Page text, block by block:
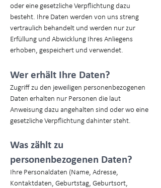
oder eine gesetzliche Verpflichtung dazu
besteht. Ihre Daten werden von uns streng
vertraulich behandelt und werden nur zur
Erfüllung und Abwicklung Ihres Anliegens
erhoben, gespeichert und verwendet.
Wer erhält Ihre Daten?
Zugriff zu den jeweiligen personenbezogenen
Daten erhalten nur Personen die laut
Anweisung dazu angehalten sind oder wo eine
gesetzliche Verpflichtung dahinter steht.
Was zählt zu
personenbezogenen Daten?
Ihre Personaldaten (Name, Adresse,
Kontaktdaten, Geburtstag, Geburtsort,